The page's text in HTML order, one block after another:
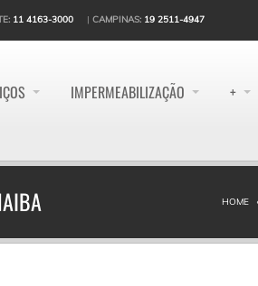
11 4163-3000 | CAMPINAS: 19 2511-4947
IMPERMEABILIZAÇÃO +
HOME